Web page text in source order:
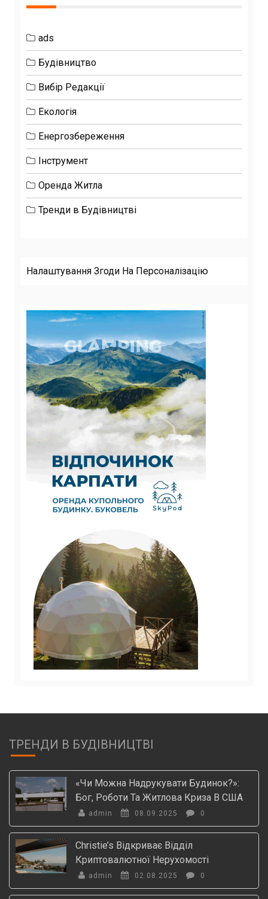
ads
Будівництво
Вибір Редакції
Екологія
Енергозбереження
Інструмент
Оренда Житла
Тренди в Будівництві
Налаштування Згоди На Персоналізацію
ТРЕНДИ В БУДІВНИЦТВІ
«Чи Можна Надрукувати Будинок?»:
Бог, Роботи Та Житлова Криза В США
admin 08.09.2025 0
Christie’s Відкриває Відділ
Криптовалютної Нерухомості
admin 02.08.2025 0